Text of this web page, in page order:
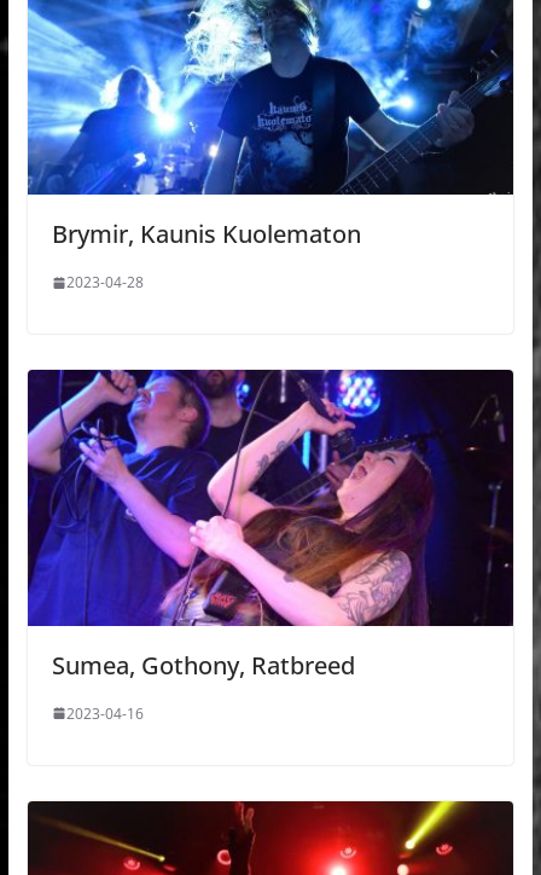
Brymir, Kaunis Kuolematon
2023-04-28
Sumea, Gothony, Ratbreed
2023-04-16